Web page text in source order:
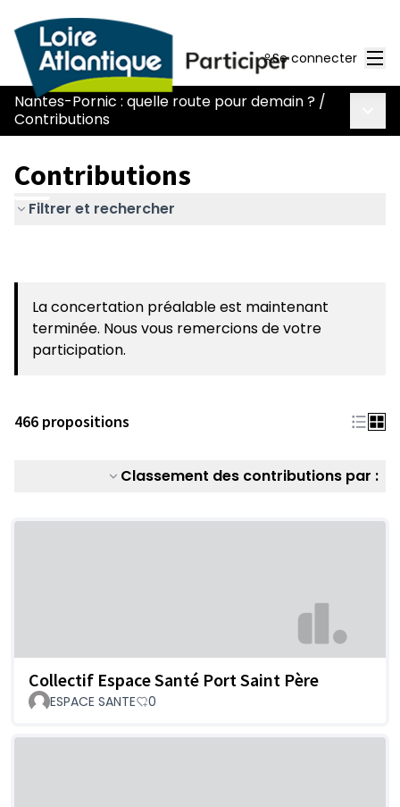
Se connecter
Nantes-Pornic : quelle route pour demain ? /
Contributions
Contributions
Filtrer et rechercher
La concertation préalable est maintenant
terminée. Nous vous remercions de votre
participation.
466 propositions
Classement des contributions par :
Collectif Espace Santé Port Saint Père
ESPACE SANTE 0